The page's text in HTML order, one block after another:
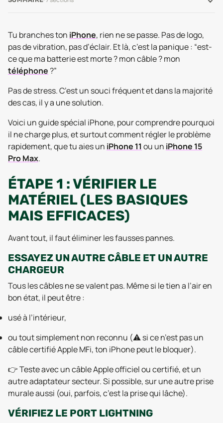
Tu branches ton iPhone, rien ne se passe. Pas de logo,
pas de vibration, pas d’éclair. Et là, c’est la panique : “est-
ce que ma batterie est morte ? mon câble ? mon
téléphone ?”
Pas de stress. C’est un souci fréquent et dans la majorité
des cas, il y a une solution.
Voici un guide spécial iPhone, pour comprendre pourquoi
il ne charge plus, et surtout comment régler le problème
rapidement, que tu aies un iPhone 11 ou un iPhone 15
Pro Max.
ÉTAPE 1 : VÉRIFIER LE
MATÉRIEL (LES BASIQUES
MAIS EFFICACES)
Avant tout, il faut éliminer les fausses pannes.
ESSAYEZ UN AUTRE CÂBLE ET UN AUTRE
CHARGEUR
Tous les câbles ne se valent pas. Même si le tien a l’air en
bon état, il peut être :
usé à l’intérieur,
ou tout simplement non reconnu (⚠️ si ce n’est pas un
câble certifié AppleMFi, ton iPhone peut le bloquer).
👉 Teste avec un câble Apple officiel ou certifié, et un
autre adaptateur secteur. Si possible, sur une autre prise
murale aussi (oui, parfois, c’est la prise qui lâche).
VÉRIFIEZ LE PORT LIGHTNING